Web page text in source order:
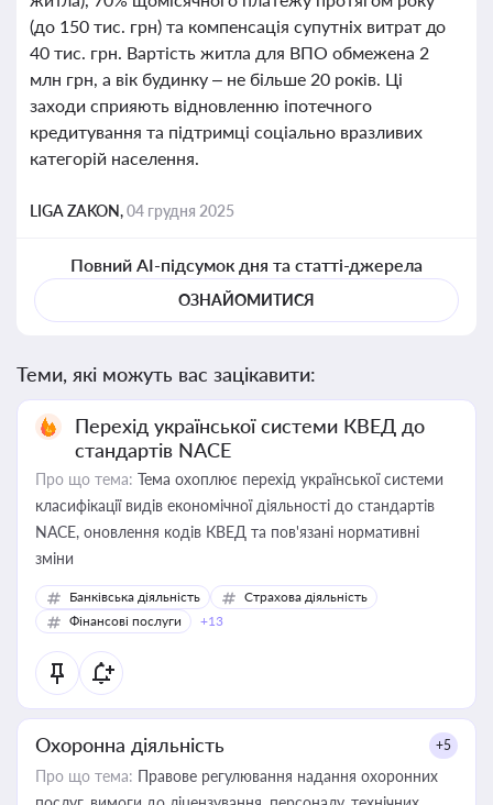
(до 150 тис. грн) та компенсація супутніх витрат до
40 тис. грн. Вартість житла для ВПО обмежена 2
млн грн, а вік будинку – не більше 20 років. Ці
заходи сприяють відновленню іпотечного
кредитування та підтримці соціально вразливих
категорій населення.
LIGA ZAKON,04 грудня 2025
Повний AI-підсумок дня та статті-джерела
ОЗНАЙОМИТИСЯ
Теми, які можуть вас зацікавити:
Перехід української системи КВЕД до
стандартів NACE
Про що тема: Тема охоплює перехід української системи
класифікації видів економічної діяльності до стандартів
NACE, оновлення кодів КВЕД та пов'язані нормативні
зміни
Банківська діяльність
Страхова діяльність
Фінансові послуги
+13
Охоронна діяльність +5
Про що тема: Правове регулювання надання охоронних